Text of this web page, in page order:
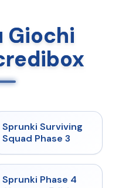
Giochi
★ 4.7
Sprunki Surviving
Squad Phase 3
★
Sprunki Phase 4